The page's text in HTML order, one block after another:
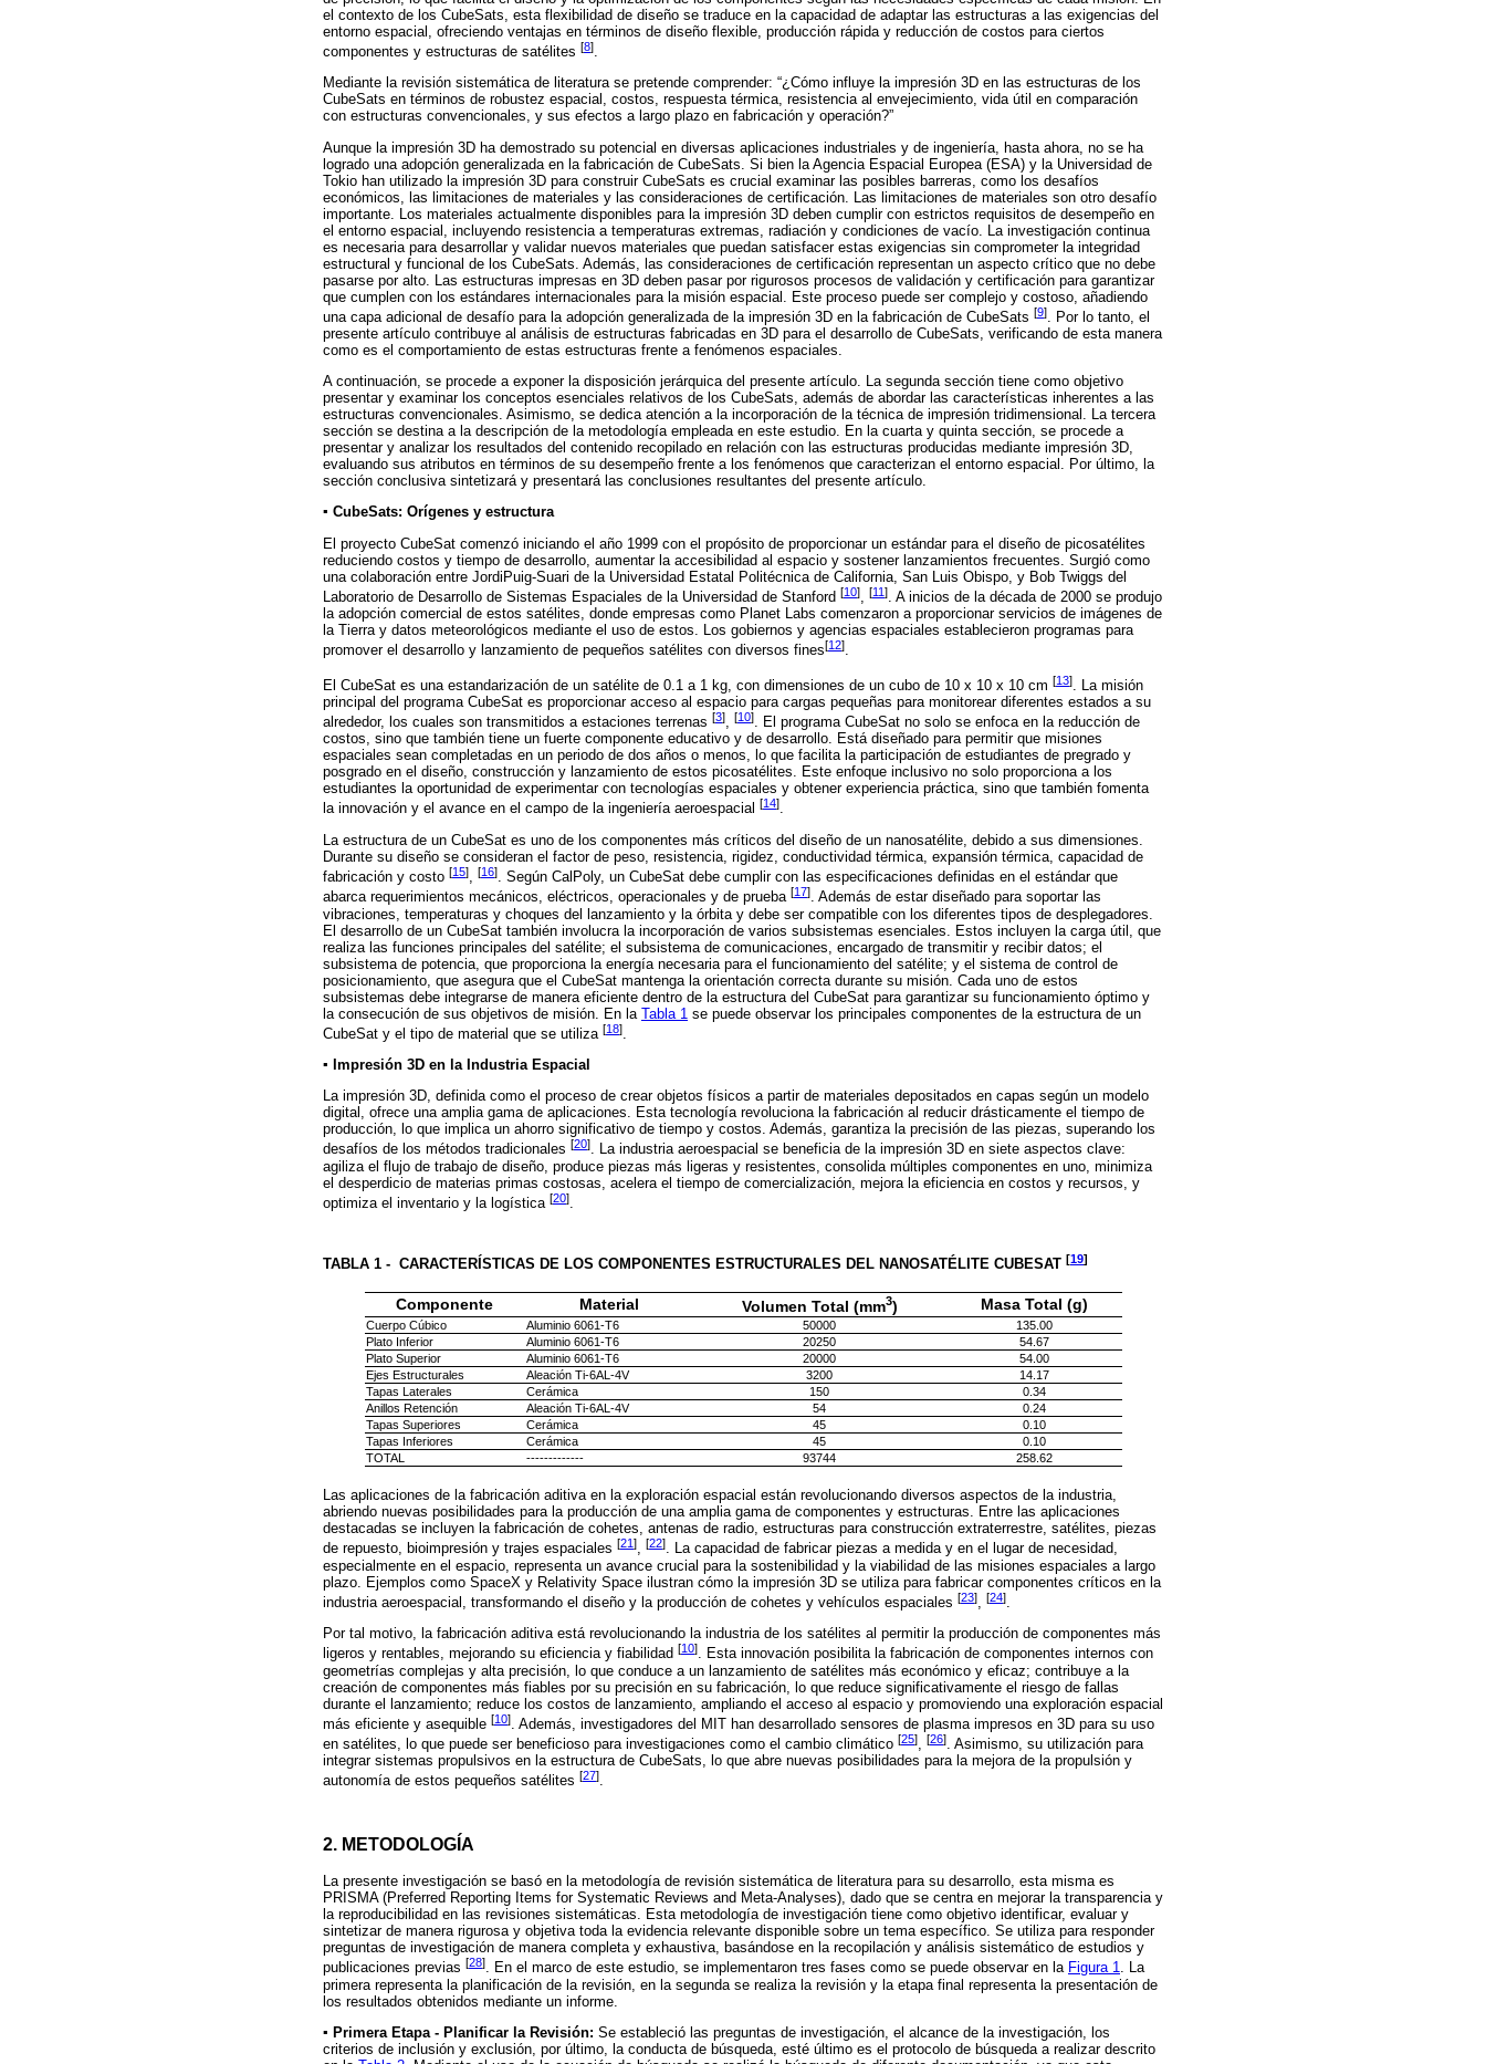
el contexto de los CubeSats, esta flexibilidad de diseño se traduce en la capacidad de adaptar las estructuras a las exigencias del
entorno espacial, ofreciendo ventajas en términos de diseño flexible, producción rápida y reducción de costos para ciertos
componentes y estructuras de satélites [8].
Mediante la revisión sistemática de literatura se pretende comprender: “¿Cómo influye la impresión 3D en las estructuras de los
CubeSats en términos de robustez espacial, costos, respuesta térmica, resistencia al envejecimiento, vida útil en comparación
con estructuras convencionales, y sus efectos a largo plazo en fabricación y operación?”
Aunque la impresión 3D ha demostrado su potencial en diversas aplicaciones industriales y de ingeniería, hasta ahora, no se ha
logrado una adopción generalizada en la fabricación de CubeSats. Si bien la Agencia Espacial Europea (ESA) y la Universidad de
Tokio han utilizado la impresión 3D para construir CubeSats es crucial examinar las posibles barreras, como los desafíos
económicos, las limitaciones de materiales y las consideraciones de certificación. Las limitaciones de materiales son otro desafío
importante. Los materiales actualmente disponibles para la impresión 3D deben cumplir con estrictos requisitos de desempeño en
el entorno espacial, incluyendo resistencia a temperaturas extremas, radiación y condiciones de vacío. La investigación continua
es necesaria para desarrollar y validar nuevos materiales que puedan satisfacer estas exigencias sin comprometer la integridad
estructural y funcional de los CubeSats. Además, las consideraciones de certificación representan un aspecto crítico que no debe
pasarse por alto. Las estructuras impresas en 3D deben pasar por rigurosos procesos de validación y certificación para garantizar
que cumplen con los estándares internacionales para la misión espacial. Este proceso puede ser complejo y costoso, añadiendo
una capa adicional de desafío para la adopción generalizada de la impresión 3D en la fabricación de CubeSats [9]
. Por lo tanto, el
presente artículo contribuye al análisis de estructuras fabricadas en 3D para el desarrollo de CubeSats, verificando de esta manera
como es el comportamiento de estas estructuras frente a fenómenos espaciales.
A continuación, se procede a exponer la disposición jerárquica del presente artículo. La segunda sección tiene como objetivo
presentar y examinar los conceptos esenciales relativos de los CubeSats, además de abordar las características inherentes a las
estructuras convencionales. Asimismo, se dedica atención a la incorporación de la técnica de impresión tridimensional. La tercera
sección se destina a la descripción de la metodología empleada en este estudio. En la cuarta y quinta sección, se procede a
presentar y analizar los resultados del contenido recopilado en relación con las estructuras producidas mediante impresión 3D,
evaluando sus atributos en términos de su desempeño frente a los fenómenos que caracterizan el entorno espacial. Por último, la
sección conclusiva sintetizará y presentará las conclusiones resultantes del presente artículo.
▪ CubeSats: Orígenes y estructura
El proyecto CubeSat comenzó iniciando el año 1999 con el propósito de proporcionar un estándar para el diseño de picosatélites
reduciendo costos y tiempo de desarrollo, aumentar la accesibilidad al espacio y sostener lanzamientos frecuentes. Surgió como
una colaboración entre JordiPuig-Suari de la Universidad Estatal Politécnica de California, San Luis Obispo, y Bob Twiggs del
Laboratorio de Desarrollo de Sistemas Espaciales de la Universidad de Stanford [10] [11] . A inicios de la década de 2000 se produjo
la adopción comercial de estos satélites, donde empresas como Planet Labs comenzaron a proporcionar servicios de imágenes de
la Tierra y datos meteorológicos mediante el uso de estos. Los gobiernos y agencias espaciales establecieron programas para
promover el desarrollo y lanzamiento de pequeños satélites con diversos fines[12].
El CubeSat es una estandarización de un satélite de 0.1 a 1 kg, con dimensiones de un cubo de 10 x 10 x 10 cm [13]
. La misión
principal del programa CubeSat es proporcionar acceso al espacio para cargas pequeñas para monitorear diferentes estados a su
alrededor, los cuales son transmitidos a estaciones terrenas [3], [10]. El programa CubeSat no solo se enfoca en la reducción de
costos, sino que también tiene un fuerte componente educativo y de desarrollo. Está diseñado para permitir que misiones
espaciales sean completadas en un periodo de dos años o menos, lo que facilita la participación de estudiantes de pregrado y
posgrado en el diseño, construcción y lanzamiento de estos picosatélites. Este enfoque inclusivo no solo proporciona a los
estudiantes la oportunidad de experimentar con tecnologías espaciales y obtener experiencia práctica, sino que también fomenta
la innovación y el avance en el campo de la ingeniería aeroespacial [14].
La estructura de un CubeSat es uno de los componentes más críticos del diseño de un nanosatélite, debido a sus dimensiones.
Durante su diseño se consideran el factor de peso, resistencia, rigidez, conductividad térmica, expansión térmica, capacidad de
fabricación y costo [15], [16]. Según CalPoly, un CubeSat debe cumplir con las especificaciones definidas en el estándar que
abarca requerimientos mecánicos, eléctricos, operacionales y de prueba [17]. Además de estar diseñado para soportar las
vibraciones, temperaturas y choques del lanzamiento y la órbita y debe ser compatible con los diferentes tipos de desplegadores.
El desarrollo de un CubeSat también involucra la incorporación de varios subsistemas esenciales. Estos incluyen la carga útil, que
realiza las funciones principales del satélite; el subsistema de comunicaciones, encargado de transmitir y recibir datos; el
subsistema de potencia, que proporciona la energía necesaria para el funcionamiento del satélite; y el sistema de control de
posicionamiento, que asegura que el CubeSat mantenga la orientación correcta durante su misión. Cada uno de estos
subsistemas debe integrarse de manera eficiente dentro de la estructura del CubeSat para garantizar su funcionamiento óptimo y
la consecución de sus objetivos de misión. En la Tabla 1 se puede observar los principales componentes de la estructura de un
CubeSat y el tipo de material que se utiliza [18].
▪ Impresión 3D en la Industria Espacial
La impresión 3D, definida como el proceso de crear objetos físicos a partir de materiales depositados en capas según un modelo
digital, ofrece una amplia gama de aplicaciones. Esta tecnología revoluciona la fabricación al reducir drásticamente el tiempo de
producción, lo que implica un ahorro significativo de tiempo y costos. Además, garantiza la precisión de las piezas, superando los
desafíos de los métodos tradicionales [20]. La industria aeroespacial se beneficia de la impresión 3D en siete aspectos clave:
agiliza el flujo de trabajo de diseño, produce piezas más ligeras y resistentes, consolida múltiples componentes en uno, minimiza
el desperdicio de materias primas costosas, acelera el tiempo de comercialización, mejora la eficiencia en costos y recursos, y
optimiza el inventario y la logística [20].
TABLA 1 - CARACTERÍSTICAS DE LOS COMPONENTES ESTRUCTURALES DEL NANOSATÉLITE CUBESAT [19]
Componente Material Volumen Total (mm3) Masa Total (g)
Cuerpo Cúbico Aluminio 6061-T6 50000
135.00
Plato Inferior
Aluminio 6061-T6 20250
54.67
Plato Superior
Aluminio 6061-T6 20000
54.00
Ejes Estructurales
Aleación Ti-6AL-4V 3200
14.17
Tapas Laterales
Cerámica 150
0.34
Anillos Retención
Aleación Ti-6AL-4V 54
0.24
Tapas Superiores
Cerámica 45
0.10
Tapas Inferiores
Cerámica 45
0.10
TOTAL
------------- 93744 258.62
Las aplicaciones de la fabricación aditiva en la exploración espacial están revolucionando diversos aspectos de la industria,
abriendo nuevas posibilidades para la producción de una amplia gama de componentes y estructuras. Entre las aplicaciones
destacadas se incluyen la fabricación de cohetes, antenas de radio, estructuras para construcción extraterrestre, satélites, piezas
de repuesto, bioimpresión y trajes espaciales [21 ], [22]. La capacidad de fabricar piezas a medida y en el lugar de necesidad,
especialmente en el espacio, representa un avance crucial para la sostenibilidad y la viabilidad de las misiones espaciales a largo
plazo. Ejemplos como SpaceX y Relativity Space ilustran cómo la impresión 3D se utiliza para fabricar componentes críticos en la
industria aeroespacial, transformando el diseño y la producción de cohetes y vehículos espaciales [23], [24].
Por tal motivo, la fabricación aditiva está revolucionando la industria de los satélites al permitir la producción de componentes más
ligeros y rentables, mejorando su eficiencia y fiabilidad [10]. Esta innovación posibilita la fabricación de componentes internos con
geometrías complejas y alta precisión, lo que conduce a un lanzamiento de satélites más económico y eficaz; contribuye a la
creación de componentes más fiables por su precisión en su fabricación, lo que reduce significativamente el riesgo de fallas
durante el lanzamiento; reduce los costos de lanzamiento, ampliando el acceso al espacio y promoviendo una exploración espacial
más eficiente y asequible [10]. Además, investigadores del MIT han desarrollado sensores de plasma impresos en 3D para su uso
en satélites, lo que puede ser beneficioso para investigaciones como el cambio climático [25], [26]. Asimismo, su utilización para
integrar sistemas propulsivos en la estructura de CubeSats, lo que abre nuevas posibilidades para la mejora de la propulsión y
autonomía de estos pequeños satélites [27].
2. METODOLOGÍA
La presente investigación se basó en la metodología de revisión sistemática de literatura para su desarrollo, esta misma es
PRISMA (Preferred Reporting Items for Systematic Reviews and Meta-Analyses), dado que se centra en mejorar la transparencia y
la reproducibilidad en las revisiones sistemáticas. Esta metodología de investigación tiene como objetivo identificar, evaluar y
sintetizar de manera rigurosa y objetiva toda la evidencia relevante disponible sobre un tema específico. Se utiliza para responder
preguntas de investigación de manera completa y exhaustiva, basándose en la recopilación y análisis sistemático de estudios y
publicaciones previas [28]. En el marco de este estudio, se implementaron tres fases como se puede observar en la Figura 1. La
primera representa la planificación de la revisión, en la segunda se realiza la revisión y la etapa final representa la presentación de
los resultados obtenidos mediante un informe.
▪ Primera Etapa - Planificar la Revisión: Se estableció las preguntas de investigación, el alcance de la investigación, los
criterios de inclusión y exclusión, por último, la conducta de búsqueda, esté último es el protocolo de búsqueda a realizar descrito